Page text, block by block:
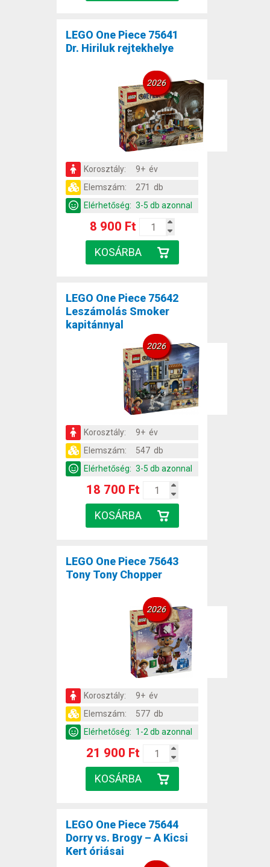
LEGO One Piece 75641
Dr. Hiriluk rejtekhelye
2026
Korosztály:
9+ év
Elemszám:
271 db
Elérhetőség: 3-5 db azonnal
8 900 Ft
LEGO One Piece 75642
Leszámolás Smoker
kapitánnyal
2026
Korosztály:
9+ év
Elemszám:
547 db
Elérhetőség: 3-5 db azonnal
18 700 Ft
LEGO One Piece 75643
Tony Tony Chopper
2026
Korosztály:
9+ év
Elemszám:
577 db
Elérhetőség: 1-2 db azonnal
21 900 Ft
LEGO One Piece 75644
Dorry vs. Brogy – A Kicsi
Kert óriásai